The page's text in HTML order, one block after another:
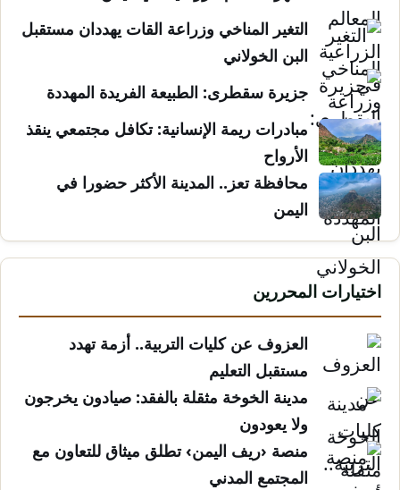
التغير المناخي وزراعة القات يهددان مستقبل
البن الخولاني
جزيرة سقطرى: الطبيعة الفريدة المهددة
مبادرات ريمة الإنسانية: تكافل مجتمعي ينقذ
الأرواح
محافظة تعز.. المدينة الأكثر حضورا في
اليمن
اختيارات المحررين
العزوف عن كليات التربية.. أزمة تهدد
مستقبل التعليم
مدينة الخوخة مثقلة بالفقد: صيادون يخرجون
ولا يعودون
منصة ‹ريف اليمن› تطلق ميثاق للتعاون مع
المجتمع المدني